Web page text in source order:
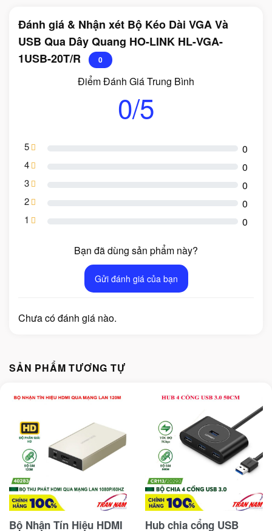
Đánh giá & Nhận xét Bộ Kéo Dài VGA Và
USB Qua Dây Quang HO-LINK HL-VGA-
1USB-20T/R
0
Điểm Đánh Giá Trung Bình
0/5
5 0
4 0
3 0
2 0
1 0
Bạn đã dùng sản phẩm này?
Gửi đánh giá của bạn
Chưa có đánh giá nào.
SẢN PHẨM TƯƠNG TỰ
Bộ Nhận Tín Hiệu HDMI
Hub chia cổng USB